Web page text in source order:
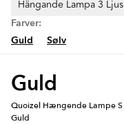
Hängande Lampa 3 Ljus
Farver:
Guld
Sølv
Guld
Quoizel Hængende Lampe S
Guld